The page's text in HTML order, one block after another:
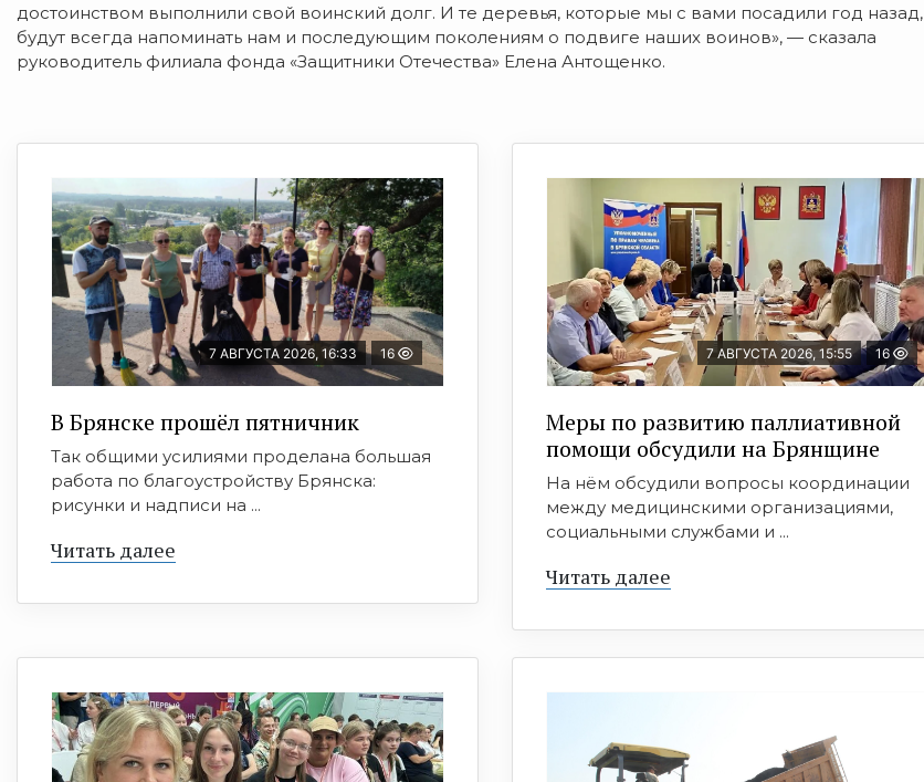
достоинством выполнили свой воинский долг. И те деревья, которые мы с вами посадили год назад,
будут всегда напоминать нам и последующим поколениям о подвиге наших воинов», — сказала
руководитель филиала фонда «Защитники Отечества» Елена Антощенко.
7 АВГУСТА 2026, 16:33 16
В Брянске прошёл пятничник
Так общими усилиями проделана большая
работа по благоустройству Брянска:
рисунки и надписи на ...
Читать далее
7 АВГУСТА 2026, 15:55 16
Меры по развитию паллиативной
помощи обсудили на Брянщине
На нём обсудили вопросы координации
между медицинскими организациями,
социальными службами и ...
Читать далее